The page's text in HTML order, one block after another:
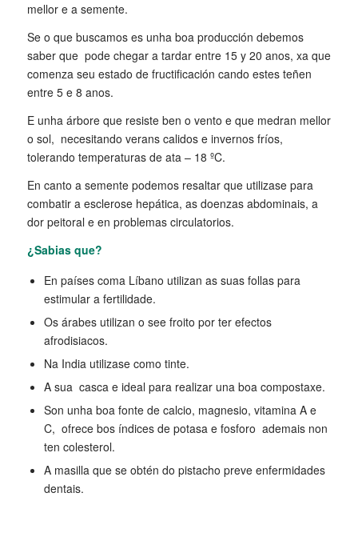
mellor e a semente.
Se o que buscamos es unha boa producción debemos
saber que pode chegar a tardar entre 15 y 20 anos, xa que
comenza seu estado de fructificación cando estes teñen
entre 5 e 8 anos.
E unha árbore que resiste ben o vento e que medran mellor
o sol, necesitando verans calidos e invernos fríos,
tolerando temperaturas de ata – 18 ºC.
En canto a semente podemos resaltar que utilizase para
combatir a esclerose hepática, as doenzas abdominais, a
dor peitoral e en problemas circulatorios.
¿Sabias que?
En países coma Líbano utilizan as suas follas para
estimular a fertilidade.
Os árabes utilizan o see froito por ter efectos
afrodisiacos.
Na India utilizase como tinte.
A sua casca e ideal para realizar una boa compostaxe.
Son unha boa fonte de calcio, magnesio, vitamina A e
C, ofrece bos índices de potasa e fosforo ademais non
ten colesterol.
A masilla que se obtén do pistacho preve enfermidades
dentais.